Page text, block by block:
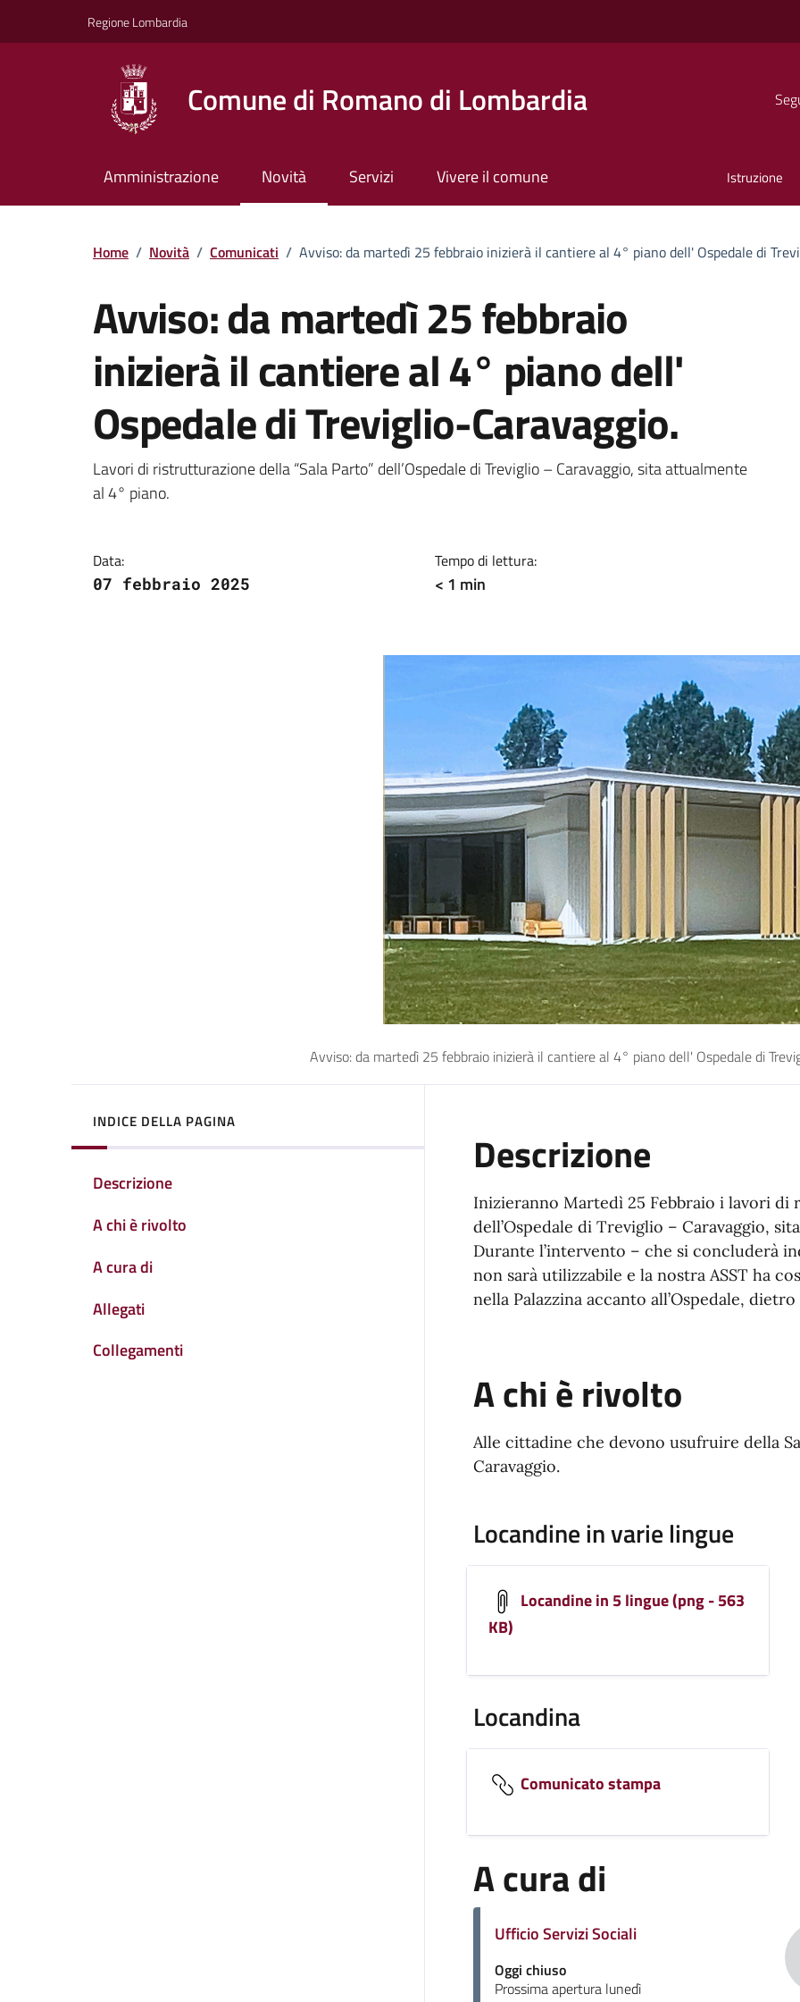
Regione Lombardia
Comune di Romano di Lombardia
Amministrazione Novità Servizi Vivere il comune Istruzione
Home / Novità / Comunicati / Avviso: da martedì 25 febbraio inizierà il cantiere al 4° piano dell' Ospedale di
Avviso: da martedì 25 febbraio
inizierà il cantiere al 4° piano dell'
Ospedale di Treviglio-Caravaggio.
Dettagli della notizia
Lavori di ristrutturazione della “Sala Parto” dell’Ospedale di Treviglio – Caravaggio, sita attualmente
al 4° piano.
Data:
07 febbraio 2025
Tempo di lettura:
< 1 min
Avviso: da martedì 25 febbraio inizierà il cantiere al 4° piano dell' Ospedale di
INDICE DELLA PAGINA
Descrizione
A chi è rivolto
A cura di
Allegati
Collegamenti
Descrizione
Inizieranno Martedì 25 Febbraio i lavori di
dell’Ospedale di Treviglio – Caravaggio,
Durante l’intervento – che si concluderà
non sarà utilizzabile e la nostra ASST ha
nella Palazzina accanto all’Ospedale, dietro
A chi è rivolto
Alle cittadine che devono usufruire della
Caravaggio.
Locandine in varie lingue
Locandine in 5 lingue (png - 563
KB)
Locandina
Comunicato stampa
A cura di
Ufficio Servizi Sociali
Oggi chiuso
Prossima apertura lunedì